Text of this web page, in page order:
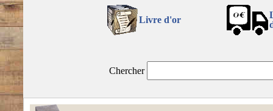
Livre d'or
Chercher